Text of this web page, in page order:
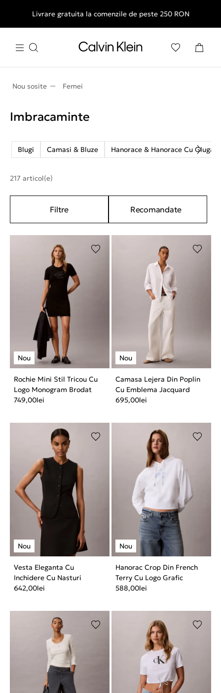
Livrare gratuita la comenzile de peste 250 RON
Nou sosite Femei
Imbracaminte
Blugi Camasi & Bluze Hanorace & Hanorace Cu Gluga
217 articol(e)
Filtre Recomandate
Rochie Mini Stil Tricou Cu
Logo Monogram Brodat
749,00lei
Camasa Lejera Din Poplin
Cu Emblema Jacquard
695,00lei
Vesta Eleganta Cu
Inchidere Cu Nasturi
642,00lei
Hanorac Crop Din French
Terry Cu Logo Grafic
588,00lei